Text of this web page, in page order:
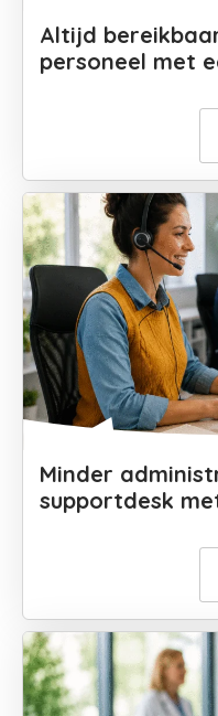
Altijd
personeel met
Minder
supportdesk